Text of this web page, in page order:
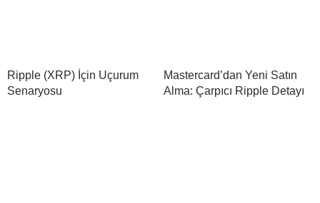
Ripple (XRP) İçin Uçurum
Senaryosu
Mastercard’dan Yeni Satın
Alma: Çarpıcı Ripple Detayı